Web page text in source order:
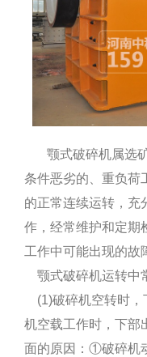
颚式破碎机属选矿
条件恶劣的、重负荷
的正常连续运转，充
作，经常维护和定期
工作中可能出现的故
颚式破碎机运转中
(1)破碎机空转时，
机空载工作时，下部
面的原因：①破碎机